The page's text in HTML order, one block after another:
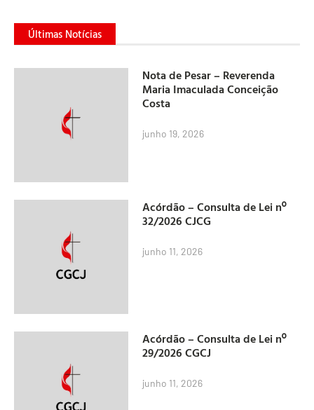
Últimas Notícias
Nota de Pesar – Reverenda
Maria Imaculada Conceição
Costa
junho 19, 2026
Acórdão – Consulta de Lei nº
32/2026 CJCG
junho 11, 2026
Acórdão – Consulta de Lei nº
29/2026 CGCJ
junho 11, 2026